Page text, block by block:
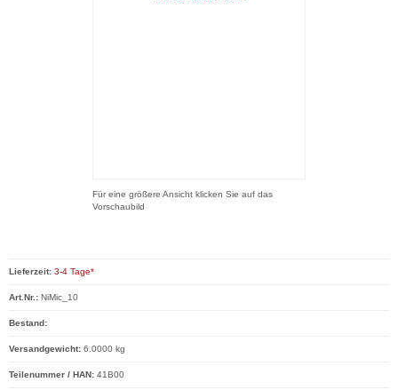
Für eine größere Ansicht klicken Sie auf das
Vorschaubild
Lieferzeit: 3-4 Tage*
Art.Nr.: NiMic_10
Bestand:
Versandgewicht: 6.0000 kg
Teilenummer / HAN: 41B00